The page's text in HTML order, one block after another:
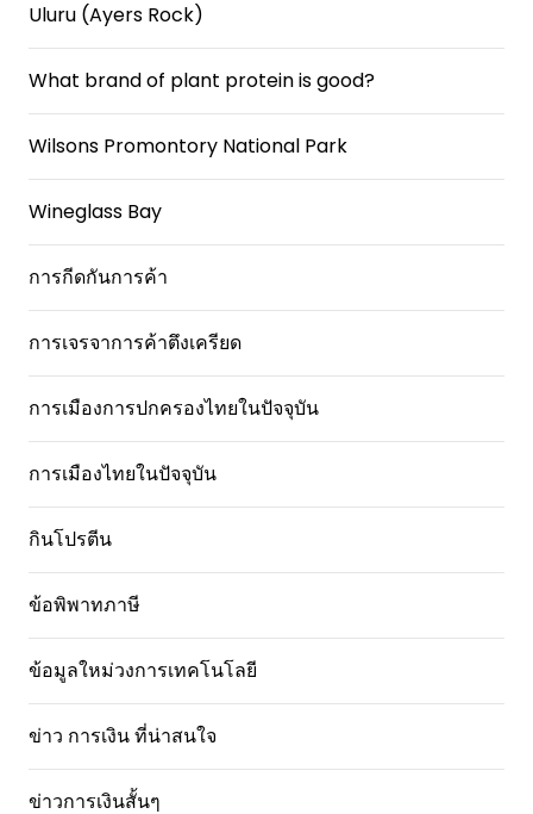
Uluru (Ayers Rock)
What brand of plant protein is good?
Wilsons Promontory National Park
Wineglass Bay
การกีดกันการค้า
การเจรจาการค้าตึงเครียด
การเมืองการปกครองไทยในปัจจุบัน
การเมืองไทยในปัจจุบัน
กินโปรตีน
ข้อพิพาทภาษี
ข้อมูลใหม่วงการเทคโนโลยี
ข่าว การเงิน ที่น่าสนใจ
ข่าวการเงินสั้นๆ